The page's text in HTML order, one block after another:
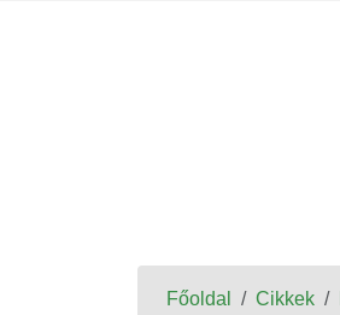
Főoldal Cikkek